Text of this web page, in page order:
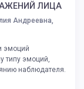
ЛИЦА
Андреевна,
эмоций
типу эмоций,
наблюдателя.